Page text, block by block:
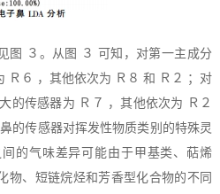
图 ３。从图 ３ 可知，对第一主成分
Ｒ６ ，其他依次为 Ｒ８ 和 Ｒ２ ；对
的传感器为 Ｒ７ ，其他依次为 Ｒ２
的传感器对挥发性物质类别的特殊灵
的气味差异可能由于甲基类、萜烯
物、短链烷烃和芳香型化合物的不同